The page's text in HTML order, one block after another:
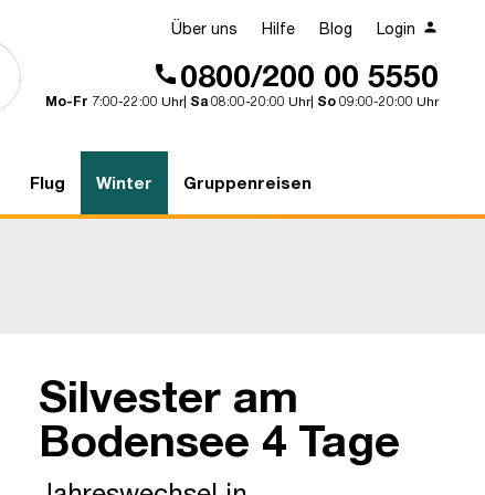
Über uns Hilfe Blog Login
0800/200 00 5550
Mo-Fr 7:00-22:00 Uhr| Sa 08:00-20:00 Uhr| So 09:00-20:00 Uhr
Flug Winter Gruppenreisen
Pfaenderbahn
Silvester am
Bodensee 4 Tage